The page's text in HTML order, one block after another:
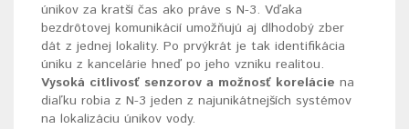
únikov za kratší čas ako práve s N-3. Vďaka
bezdrôtovej komunikácií umožňujú aj dlhodobý zber
dát z jednej lokality. Po prvýkrát je tak identifikácia
úniku z kancelárie hneď po jeho vzniku realitou.
Vysoká citlivosť senzorov a možnosť korelácie na
diaľku robia z N-3 jeden z najunikátnejších systémov
na lokalizáciu únikov vody.